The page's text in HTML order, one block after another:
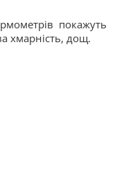
покажуть
хмарність, дощ.